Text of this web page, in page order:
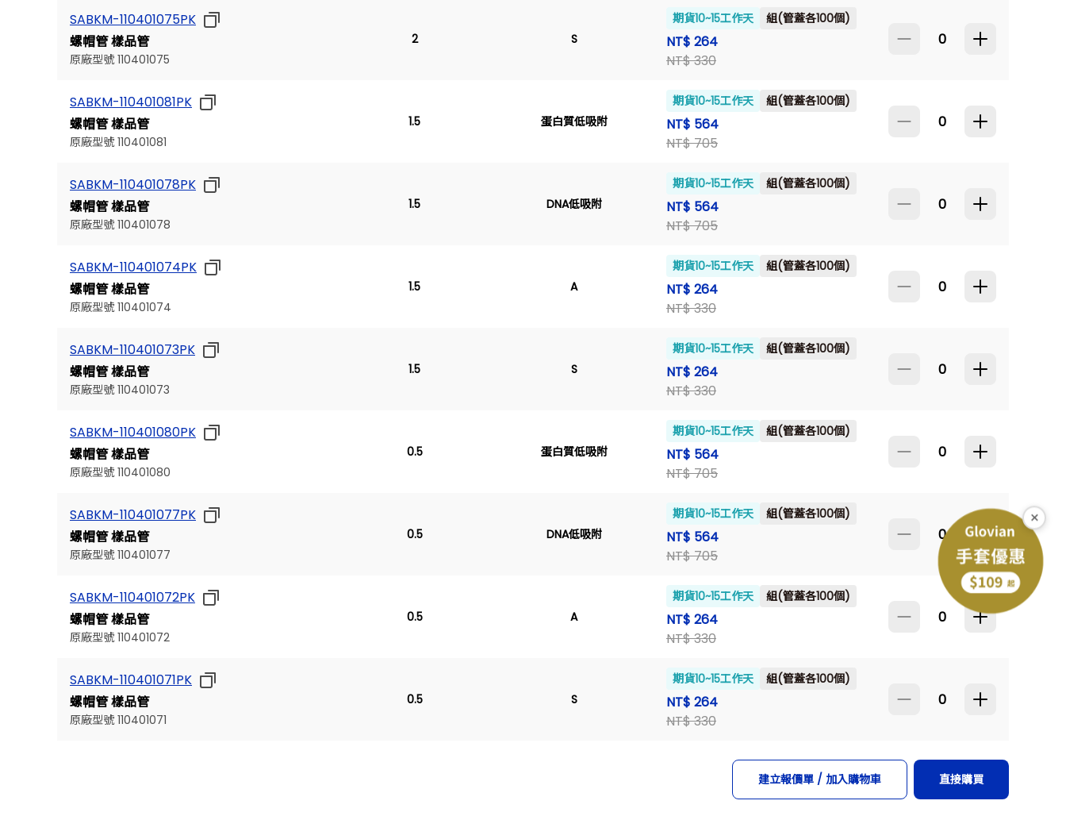
SABKM-110401075PK
螺帽管 樣品管
原廠型號 110401075
SABKM-110401081PK
螺帽管 樣品管
原廠型號 110401081
SABKM-110401078PK
螺帽管 樣品管
原廠型號 110401078
SABKM-110401074PK
螺帽管 樣品管
原廠型號 110401074
SABKM-110401073PK
螺帽管 樣品管
原廠型號 110401073
SABKM-110401080PK
螺帽管 樣品管
原廠型號 110401080
SABKM-110401077PK
螺帽管 樣品管
原廠型號 110401077
SABKM-110401072PK
螺帽管 樣品管
原廠型號 110401072
SABKM-110401071PK
螺帽管 樣品管
原廠型號 110401071
2
1.5
1.5
1.5
1.5
0.5
0.5
0.5
0.5
S
蛋白質低吸附
DNA低吸附
A
S
蛋白質低吸附
DNA低吸附
A
S
期貨10~15工作天 組(管蓋各100個)
NT$ 264
NT$ 330
期貨10~15工作天 組(管蓋各100個)
NT$ 564
NT$ 705
期貨10~15工作天 組(管蓋各100個)
NT$ 564
NT$ 705
期貨10~15工作天 組(管蓋各100個)
NT$ 264
NT$ 330
期貨10~15工作天 組(管蓋各100個)
NT$ 264
NT$ 330
期貨10~15工作天 組(管蓋各100個)
NT$ 564
NT$ 705
期貨10~15工作天 組(管蓋各100個)
NT$ 564
NT$ 705
期貨10~15工作天 組(管蓋各100個)
NT$ 264
NT$ 330
期貨10~15工作天 組(管蓋各100個)
NT$ 264
NT$ 330
建立報價單 / 加入購物車 直接購買
上一個型號 下一個型號
×